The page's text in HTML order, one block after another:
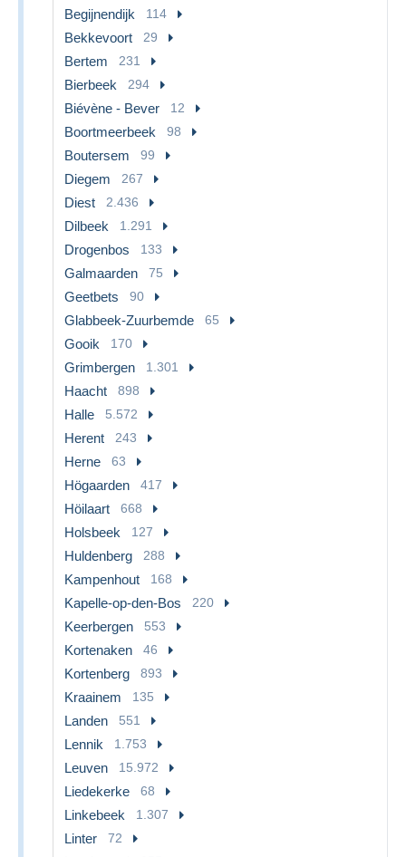
Begijnendijk 114
Bekkevoort 29
Bertem 231
Bierbeek 294
Biévène - Bever 12
Boortmeerbeek 98
Boutersem 99
Diegem 267
Diest 2.436
Dilbeek 1.291
Drogenbos 133
Galmaarden 75
Geetbets 90
Glabbeek-Zuurbemde 65
Gooik 170
Grimbergen 1.301
Haacht 898
Halle 5.572
Herent 243
Herne 63
Högaarden 417
Höilaart 668
Holsbeek 127
Huldenberg 288
Kampenhout 168
Kapelle-op-den-Bos 220
Keerbergen 553
Kortenaken 46
Kortenberg 893
Kraainem 135
Landen 551
Lennik 1.753
Leuven 15.972
Liedekerke 68
Linkebeek 1.307
Linter 72